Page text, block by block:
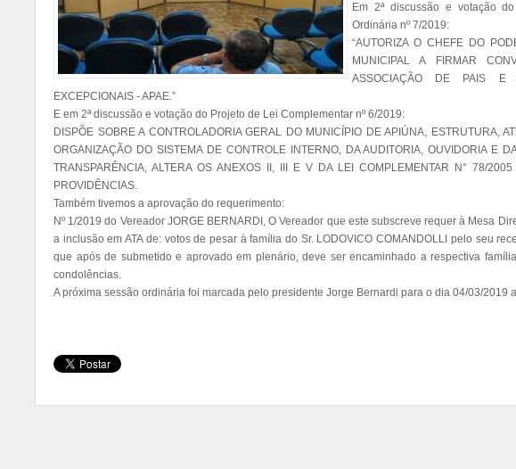
Em 2ª discussão e votação
Ordinária nº 7/2019:
“AUTORIZA O CHEFE DO
MUNICIPAL A FIRMAR
ASSOCIAÇÃO DE PAIS E
EXCEPCIONAIS - APAE.”
E em 2ª discussão e votação do Projeto de Lei Complementar nº 6/2019:
DISPÕE SOBRE A CONTROLADORIA GERAL DO MUNICÍPIO DE APIÚNA, ESTRUTURA,
ORGANIZAÇÃO DO SISTEMA DE CONTROLE INTERNO, DA AUDITORIA, OUVIDORIA E
TRANSPARÊNCIA, ALTERA OS ANEXOS II, III E V DA LEI COMPLEMENTAR N° 78/
PROVIDÊNCIAS.
Também tivemos a aprovação do requerimento:
Nº 1/2019 do Vereador JORGE BERNARDI, O Vereador que este subscreve requer à Mesa
a inclusão em ATA de: votos de pesar à família do Sr. LODOVICO COMANDOLLI pelo seu
que após de submetido e aprovado em plenário, deve ser encaminhado a respectiva
condolências.